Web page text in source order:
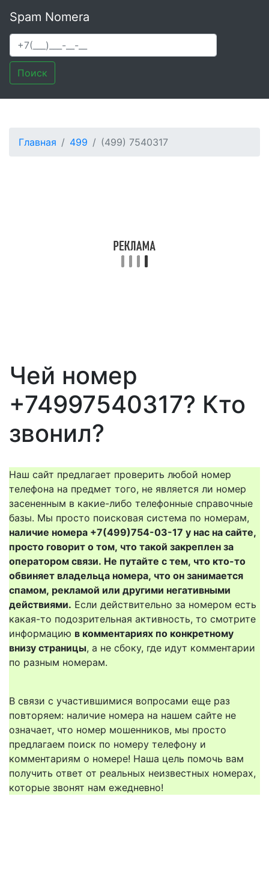
Spam Nomera
Поиск
Главная 499 (499) 7540317
Чей номер
+74997540317? Кто
звонил?
Наш сайт предлагает проверить любой номер
телефона на предмет того, не является ли номер
засененным в какие-либо телефонные справочные
базы. Мы просто поисковая система по номерам,
наличие номера +7(499)754-03-17 у нас на сайте,
просто говорит о том, что такой закреплен за
оператором связи. Не путайте с тем, что кто-то
обвиняет владельца номера, что он занимается
спамом, рекламой или другими негативными
действиями. Если действительно за номером есть
какая-то подозрительная активность, то смотрите
информацию в комментариях по конкретному
внизу страницы, а не сбоку, где идут комментарии
по разным номерам.
В связи с участившимися вопросами еще раз
повторяем: наличие номера на нашем сайте не
означает, что номер мошенников, мы просто
предлагаем поиск по номеру телефону и
комментариям о номере! Наша цель помочь вам
получить ответ от реальных неизвестных номерах,
которые звонят нам ежедневно!